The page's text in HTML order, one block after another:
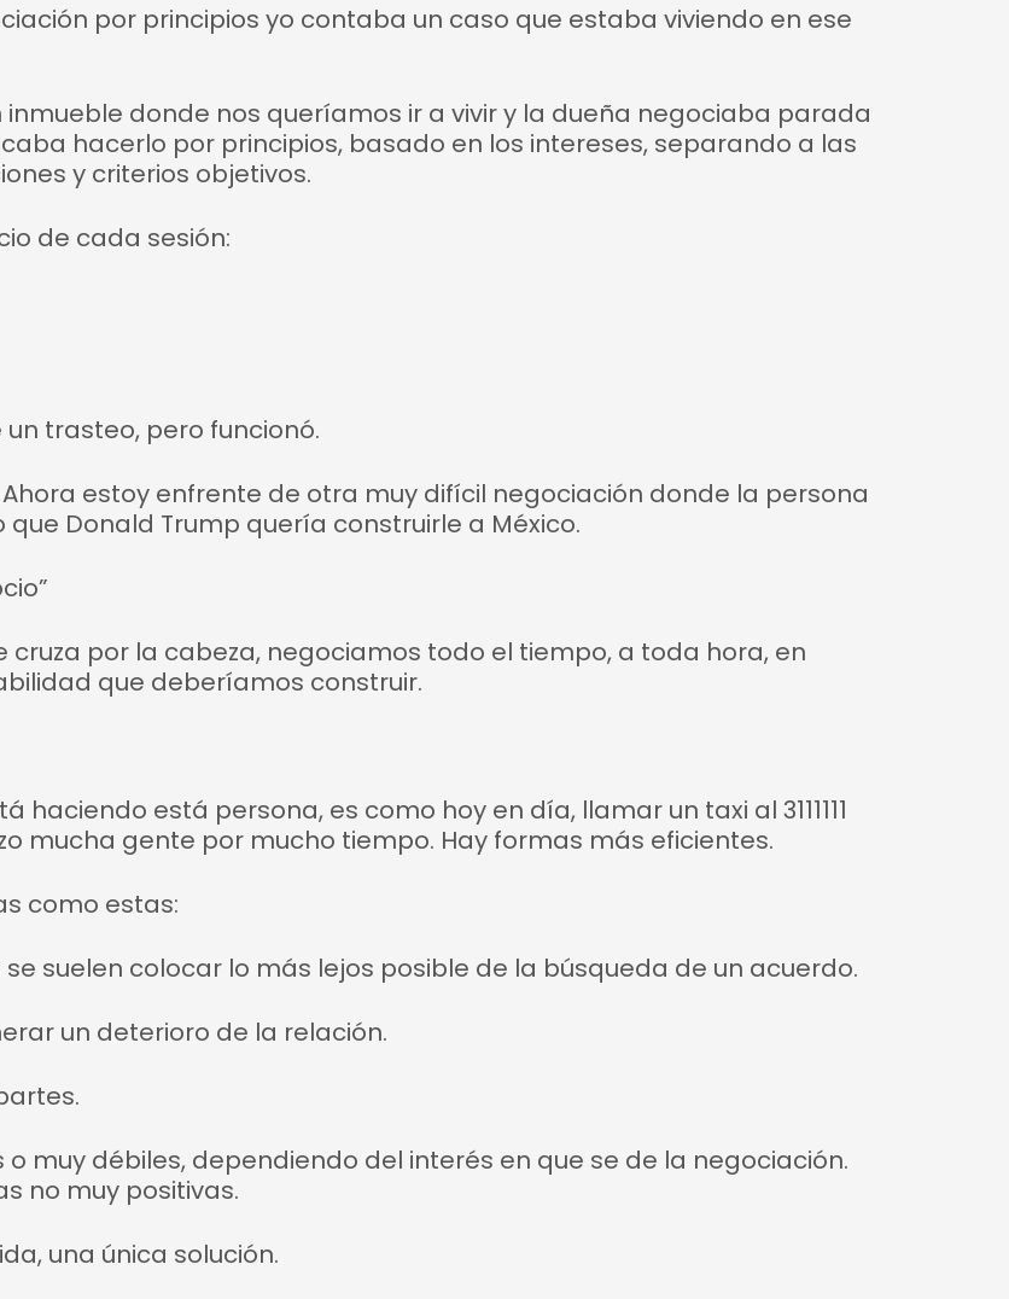
por principios yo contaba un caso que estaba viviendo en ese
donde nos queríamos ir a vivir y la dueña negociaba parada
hacerlo por principios, basado en los intereses, separando a las
y criterios objetivos.
de cada sesión:
trasteo, pero funcionó.
estoy enfrente de otra muy difícil negociación donde la persona
Donald Trump quería construirle a México.
cruza por la cabeza, negociamos todo el tiempo, a toda hora, en
que deberíamos construir.
haciendo está persona, es como hoy en día, llamar un taxi al 3111111
mucha gente por mucho tiempo. Hay formas más eficientes.
como estas:
suelen colocar lo más lejos posible de la búsqueda de un acuerdo.
un deterioro de la relación.
muy débiles, dependiendo del interés en que se de la negociación.
no muy positivas.
una única solución.